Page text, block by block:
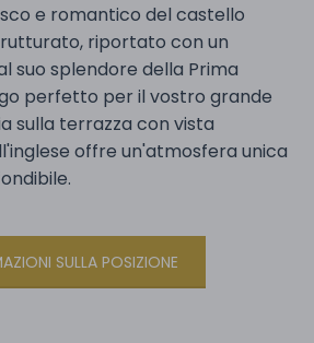
e romantico del castello
riportato con un
suo splendore della Prima
perfetto per il vostro grande
sulla terrazza con vista
offre un'atmosfera unica
SULLA POSIZIONE